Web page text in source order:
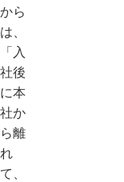
から
は、
「入
社後
に本
社か
ら離
れ
て、